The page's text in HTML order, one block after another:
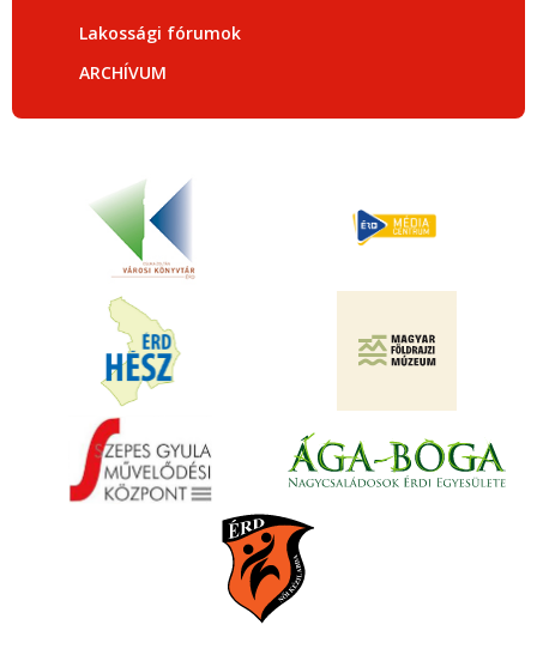
Lakossági fórumok
ARCHÍVUM